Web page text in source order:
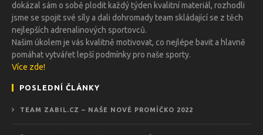
dokázal sám o sobě plodit každý týden kvalitní materiál, rozhodli
jsme se spojit své síly a dali dohromady team skládající se z těch
nejlepších adrenalinových sportovců.
Našim úkolem je vás kvalitně motivovat, co nejlépe bavit a hlavně
pomáhat vytvářet lepší podmínky pro naše sporty.
Více zde!
POSLEDNÍ ČLÁNKY
TEAM ZABIL.CZ – NAŠE NOVÉ PROMÍČKO 2022